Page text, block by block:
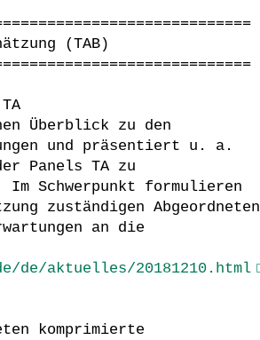
(TAB)
TA
Überblick zu den
und präsentiert u. a.
Panels TA zu
Schwerpunkt formulieren
zuständigen Abgeordneten
an die
de/aktuelles/20181210.html
komprimierte